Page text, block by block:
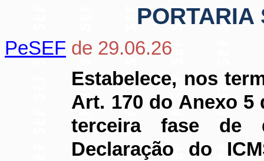
PORTARIA
PeSEF de 29.06.26
Estabelece, nos
Art. 170 do Anexo 5
terceira fase de
Declaração do